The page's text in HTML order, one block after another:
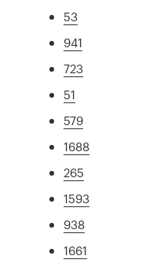
53
941
723
51
579
1688
265
1593
938
1661